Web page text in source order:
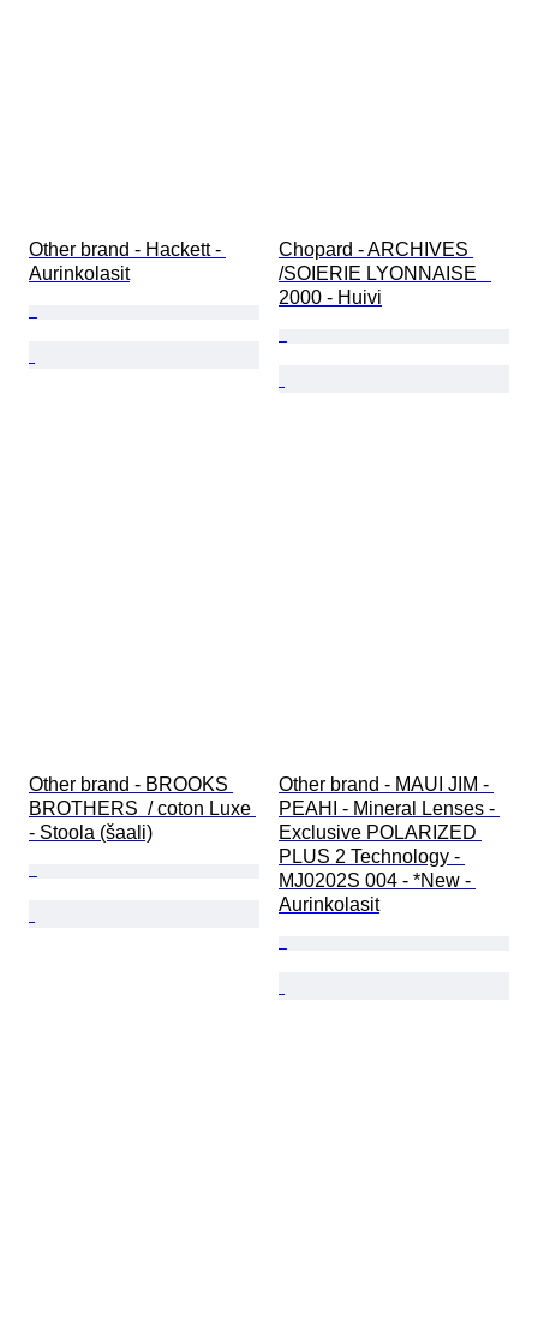
Other brand - Hackett -
Aurinkolasit
Chopard - ARCHIVES
/SOIERIE LYONNAISE
2000 - Huivi
Other brand - BROOKS
BROTHERS  / coton Luxe
- Stoola (šaali)
Other brand - MAUI JIM -
PEAHI - Mineral Lenses -
Exclusive POLARIZED
PLUS 2 Technology -
MJ0202S 004 - *New -
Aurinkolasit